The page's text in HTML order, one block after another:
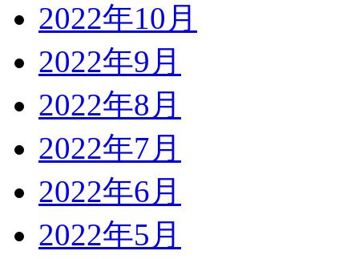
2022年10月
2022年9月
2022年8月
2022年7月
2022年6月
2022年5月